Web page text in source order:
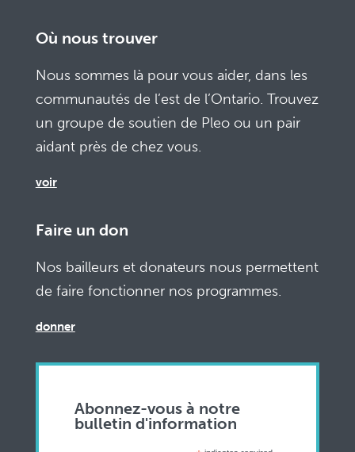
Où nous trouver
Nous sommes là pour vous aider, dans les
communautés de l’est de l’Ontario. Trouvez
un groupe de soutien de Pleo ou un pair
aidant près de chez vous.
voir
Faire un don
Nos bailleurs et donateurs nous permettent
de faire fonctionner nos programmes.
donner
Abonnez-vous à notre
bulletin d'information